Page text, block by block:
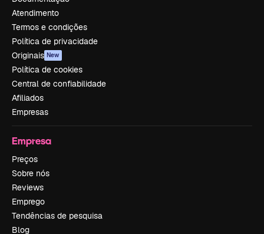
Atendimento
Termos e condições
Política de privacidade
Originais New
Política de cookies
Central de confiabilidade
Afiliados
Empresas
Empresa
Preços
Sobre nós
Reviews
Emprego
Tendências de pesquisa
Blog